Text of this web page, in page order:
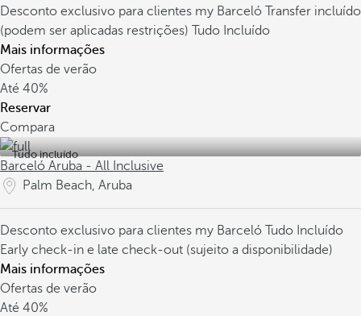
Desconto exclusivo para clientes my Barceló Transfer incluído
(podem ser aplicadas restrições) Tudo Incluído
Mais informações
Ofertas de verão
Até 40%
Reservar
Compara
Tudo incluído
Barceló Aruba - All Inclusive
Palm Beach, Aruba
Desconto exclusivo para clientes my Barceló Tudo Incluído
Early check-in e late check-out (sujeito a disponibilidade)
Mais informações
Ofertas de verão
Até 40%